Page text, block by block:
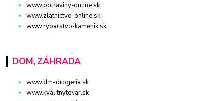
www.potraviny-online.sk
www.zlatnictvo-online.sk
www.rybarstvo-kamenik.sk
DOM, ZÁHRADA
www.dm-drogeria.sk
www.kvalitnytovar.sk